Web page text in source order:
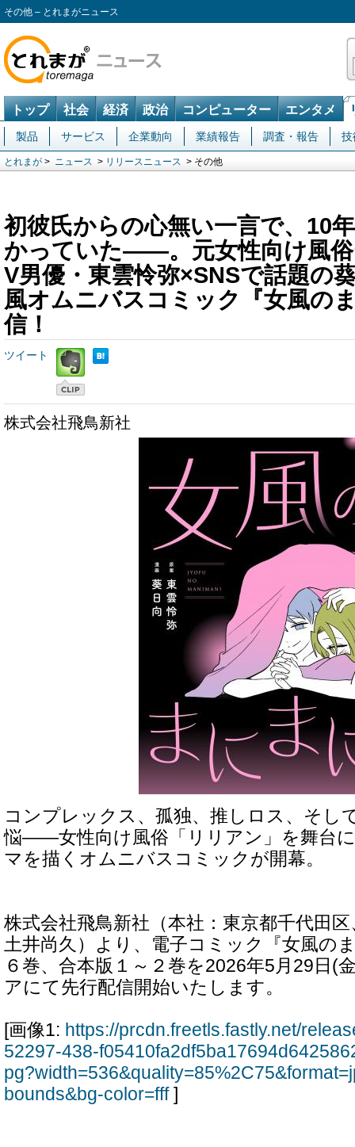
その他 – とれまがニュース
トップ 社会 経済 政治 コンピューター エンタメ
製品 サービス 企業動向 業績報告 調査・報告 技
とれまが > ニュース > リリースニュース > その他
初彼氏からの心無い一言で、10
かっていた――。元女性向け風
V男優・東雲怜弥×SNSで話題の
風オムニバスコミック『女風の
信！
ツイート
株式会社飛鳥新社
コンプレックス、孤独、推しロス、そし
悩――女性向け風俗「リリアン」を舞台
マを描くオムニバスコミックが開幕。
株式会社飛鳥新社（本社：東京都千代田
土井尚久）より、電子コミック『女風の
６巻、合本版１～２巻を2026年5月29日(
アにて先行配信開始いたします。
[画像1: https://prcdn.freetls.fastly.net/
52297-438-
bounds&bg-color=fff]